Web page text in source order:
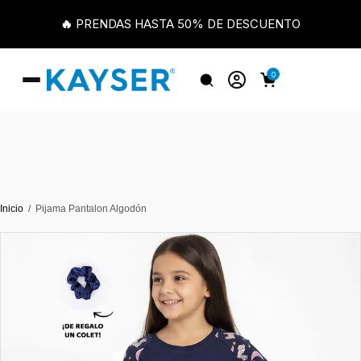
🔥 PRENDAS HASTA 50% DE DESCUENTO
0
Inicio Pijama Pantalon Algodón